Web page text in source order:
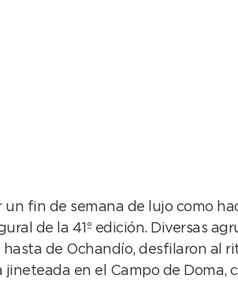
fin de semana de lujo como
de la 41º edición. Diversas
hasta de Ochandío, desfilaron al
jineteada en el Campo de Doma,